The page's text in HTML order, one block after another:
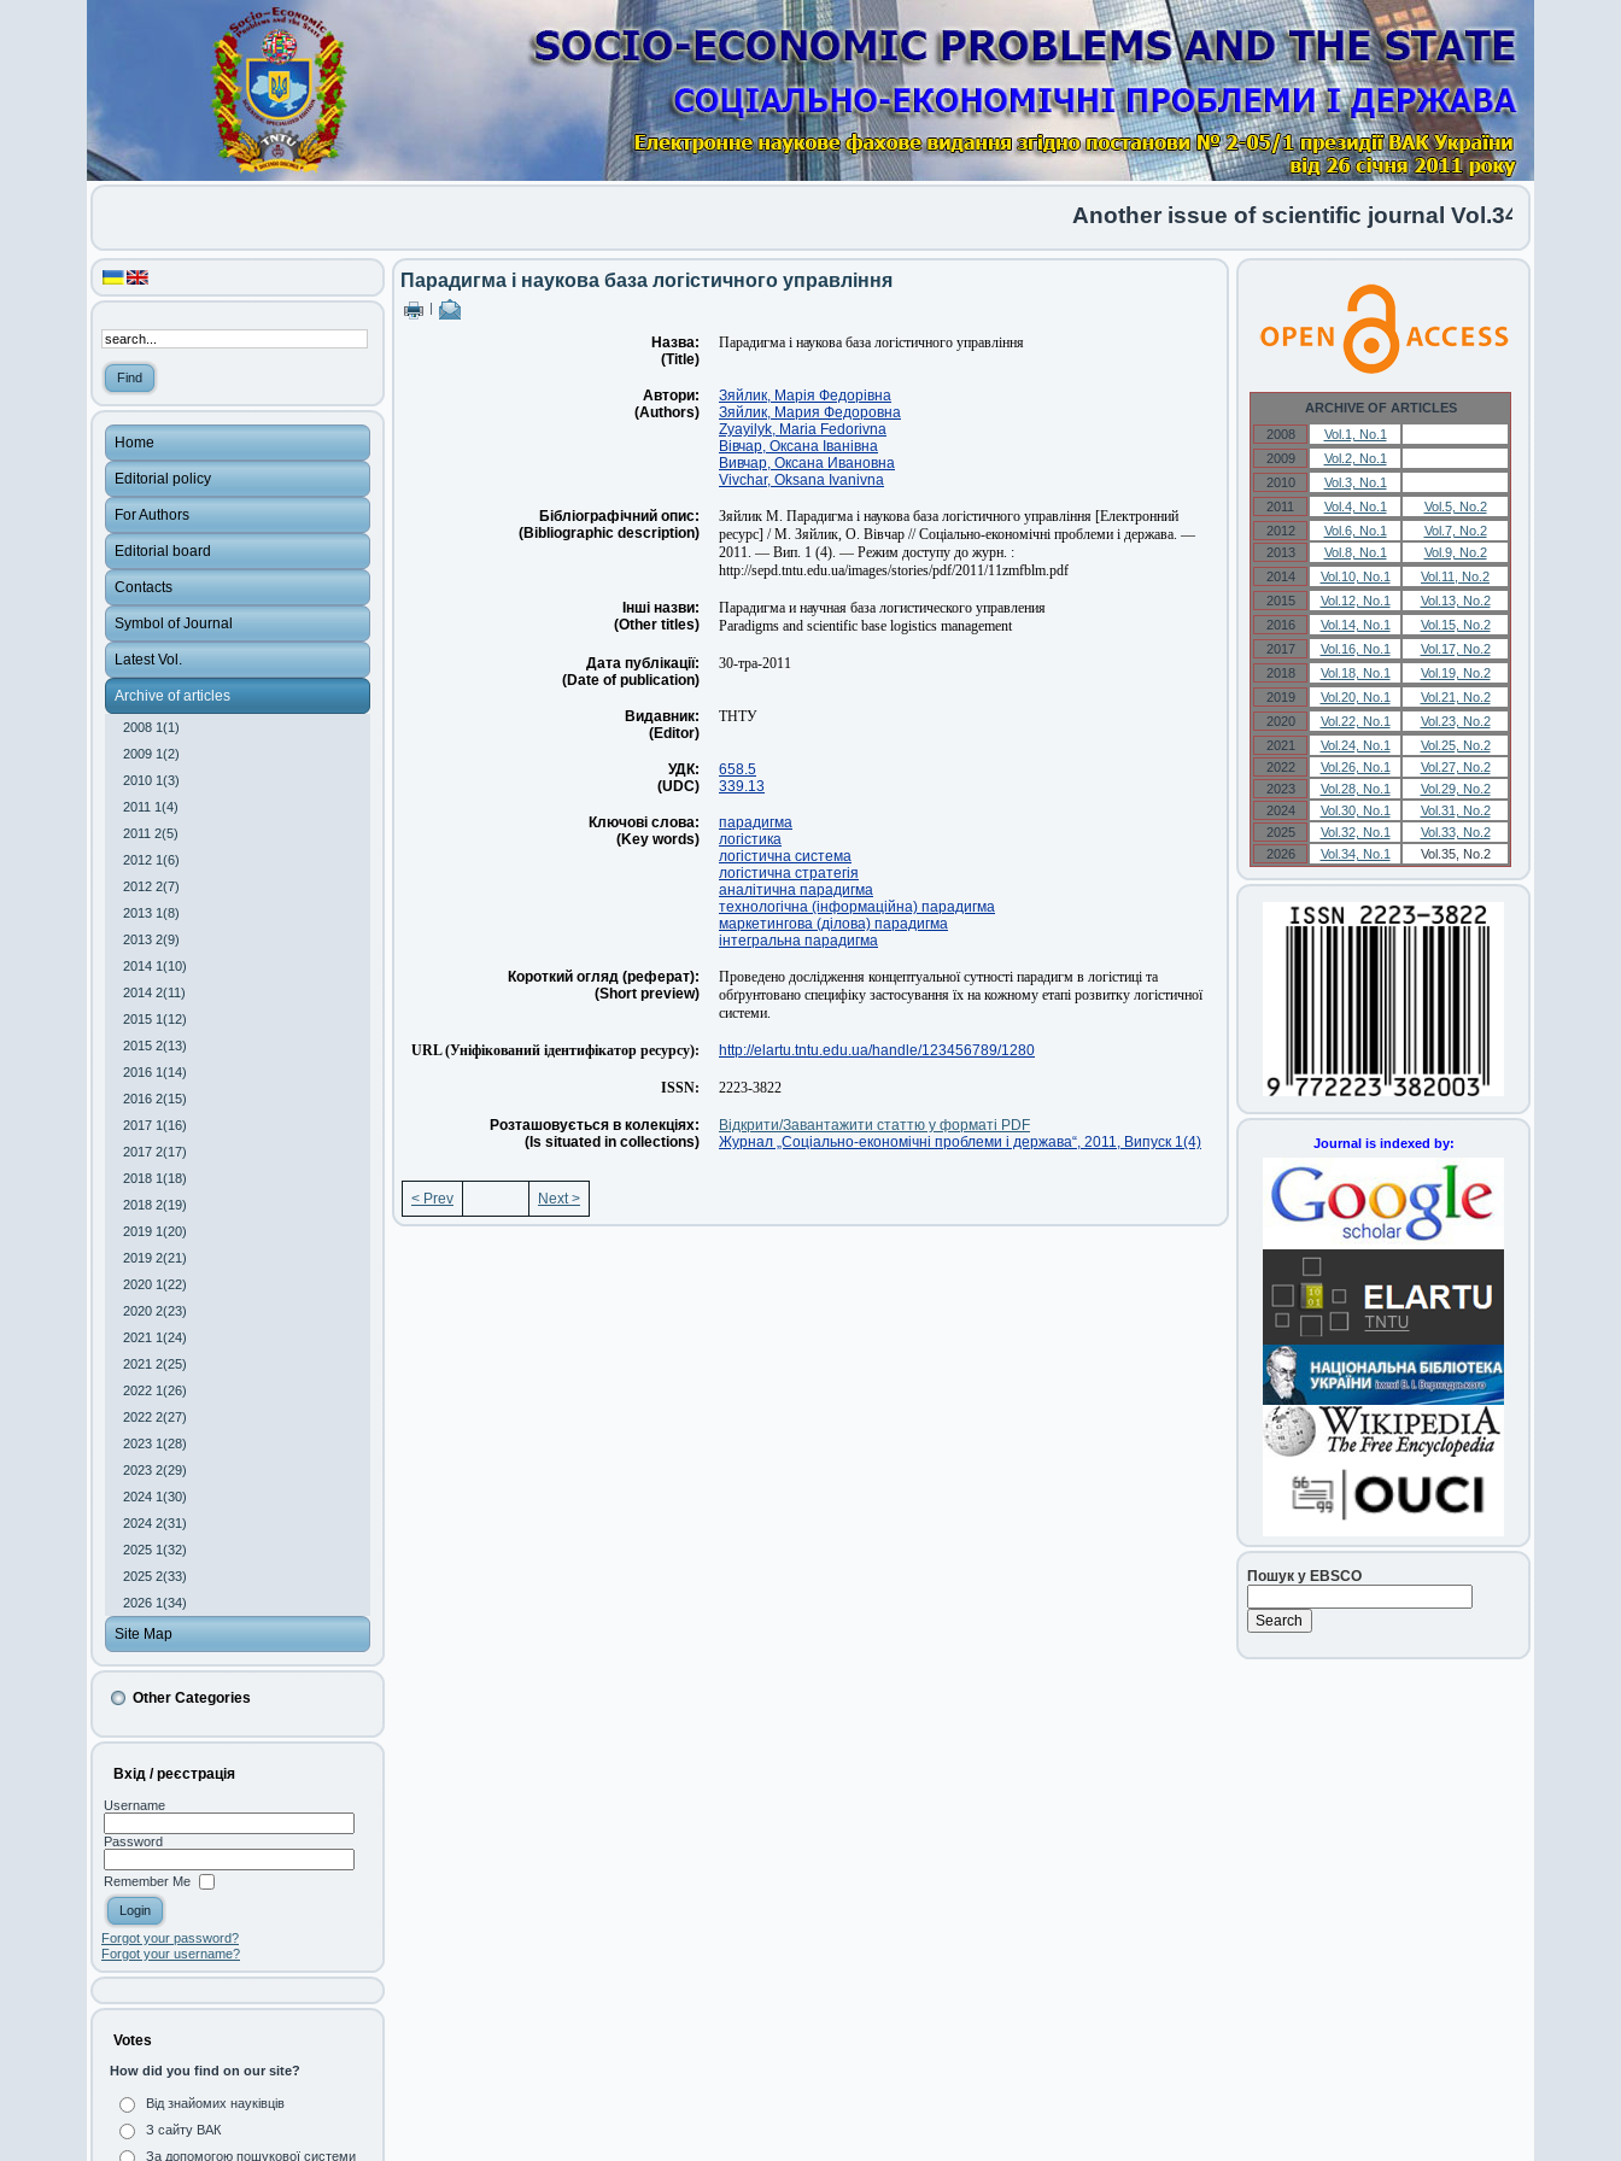
Another issue of scientific journal Vol.34 No.1 2026
Home
Editorial policy
For Authors
Editorial board
Contacts
Symbol of Journal
Latest Vol.
Archive of articles
2008 1(1)
2009 1(2)
2010 1(3)
2011 1(4)
2011 2(5)
2012 1(6)
2012 2(7)
2013 1(8)
2013 2(9)
2014 1(10)
2014 2(11)
2015 1(12)
2015 2(13)
2016 1(14)
2016 2(15)
2017 1(16)
2017 2(17)
2018 1(18)
2018 2(19)
2019 1(20)
2019 2(21)
2020 1(22)
2020 2(23)
2021 1(24)
2021 2(25)
2022 1(26)
2022 2(27)
2023 1(28)
2023 2(29)
2024 1(30)
2024 2(31)
2025 1(32)
2025 2(33)
2026 1(34)
Site Map
Other Categories
Вхід / реєстрація
Username
Password
Remember Me
Forgot your password?
Forgot your username?
Votes
How did you find on our site?
Від знайомих науківців
З сайту ВАК
За допомогою пошукової системи
Парадигма і наукова база логістичного управління
Назва:
(Title)
Парадигма і наукова база логістичного управління
Автори:
(Authors)
Зяйлик, Марія Федорівна
Зяйлик, Мария Федоровна
Zyayilyk, Maria Fedorіvna
Вівчар, Оксана Іванівна
Вивчар, Оксана Ивановна
Vivchar, Oksana Ivanivna
Бібліографічний опис:
(Bibliographic description)
Зяйлик М. Парадигма і наукова база логістичного управління [Електронний
ресурс] / М. Зяйлик, О. Вівчар // Соціально-економічні проблеми і держава. —
2011. — Вип. 1 (4). — Режим доступу до журн. :
http://sepd.tntu.edu.ua/images/stories/pdf/2011/11zmfblm.pdf
Інші назви:
(Other titles)
Парадигма и научная база логистического управления
Paradigms and scientific base logistics management
Дата публікації:
(Date of publication)
30-тра-2011
Видавник:
(Editor)
ТНТУ
УДК:
(UDC)
658.5
339.13
Ключові слова:
(Key words)
парадигма
логістика
логістична система
логістична стратегія
аналітична парадигма
технологічна (інформаційна) парадигма
маркетингова (ділова) парадигма
інтегральна парадигма
Короткий огляд (реферат):
(Short preview)
Проведено дослідження концептуальної сутності парадигм в логістиці та
обґрунтовано специфіку застосування їх на кожному етапі розвитку логістичної
системи.
URL (Уніфікований ідентифікатор ресурсу): http://elartu.tntu.edu.ua/handle/123456789/1280
ISSN: 2223-3822
Розташовується в колекціях:
(Is situated in collections)
Відкрити/Завантажити статтю у форматі PDF
Журнал „Соціально-економічні проблеми і держава“, 2011, Випуск 1(4)
< Prev Next >
ARCHIVE OF ARTICLES
2008
Vol.1, No.1
2009
Vol.2, No.1
2010
Vol.3, No.1
2011
Vol.4, No.1
Vol.5, No.2
2012
Vol.6, No.1
Vol.7, No.2
2013
Vol.8, No.1
Vol.9, No.2
2014
Vol.10, No.1
Vol.11, No.2
2015
Vol.12, No.1
Vol.13, No.2
2016
Vol.14, No.1
Vol.15, No.2
2017
Vol.16, No.1
Vol.17, No.2
2018
Vol.18, No.1
Vol.19, No.2
2019
Vol.20, No.1
Vol.21, No.2
2020
Vol.22, No.1
Vol.23, No.2
2021
Vol.24, No.1
Vol.25, No.2
2022
Vol.26, No.1
Vol.27, No.2
2023
Vol.28, No.1
Vol.29, No.2
2024
Vol.30, No.1
Vol.31, No.2
2025
Vol.32, No.1
Vol.33, No.2
2026
Vol.34, No.1 Vol.35, No.2
Journal is indexed by:
Пошук у EBSCO